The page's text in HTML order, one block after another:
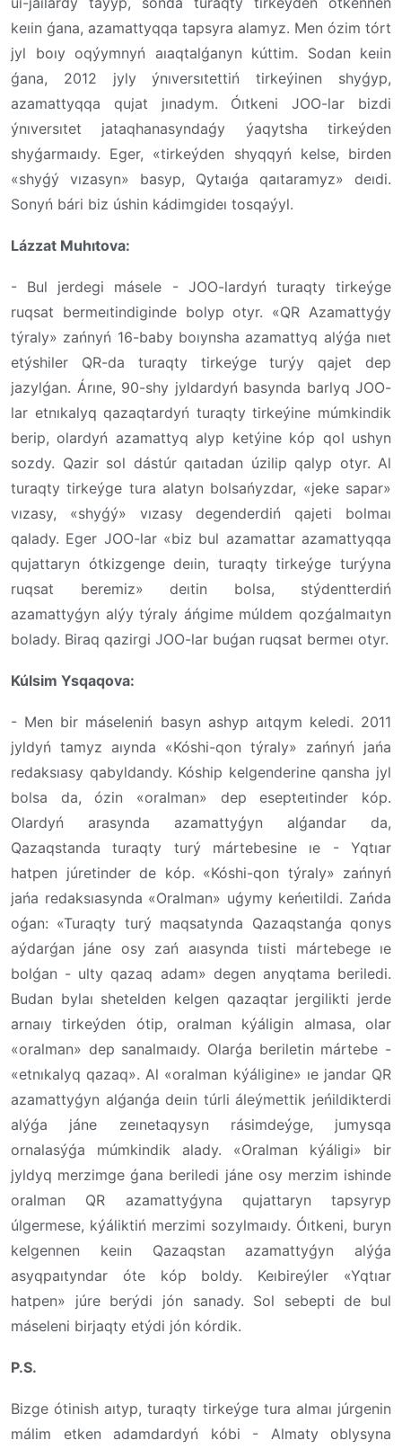
keıin ǵana, azamattyqqa tapsyra alamyz. Men ózim tórt
jyl boıy oqýymnyń aıaqtalǵanyn kúttim. Sodan keıin
ǵana, 2012 jyly ýnıversıtettiń tirkeýinen shyǵyp,
azamattyqqa qujat jınadym. Óıtkeni JOO-lar bizdi
ýnıversıtet jataqhanasyndaǵy ýaqytsha tirkeýden
shyǵarmaıdy. Eger, «tirkeýden shyqqyń kelse, birden
«shyǵý vızasyn» basyp, Qytaıǵa qaıtaramyz» deıdi.
Sonyń bári biz úshin kádimgideı tosqaýyl.
Lázzat Muhıtova:
- Bul jerdegi másele - JOO-lardyń turaqty tirkeýge
ruqsat bermeıtindiginde bolyp otyr. «QR Azamattyǵy
týraly» zańnyń 16-baby boıynsha azamattyq alýǵa nıet
etýshiler QR-da turaqty tirkeýge turýy qajet dep
jazylǵan. Árıne, 90-shy jyldardyń basynda barlyq JOO-
lar etnıkalyq qazaqtardyń turaqty tirkeýine múmkindik
berip, olardyń azamattyq alyp ketýine kóp qol ushyn
sozdy. Qazir sol dástúr qaıtadan úzilip qalyp otyr. Al
turaqty tirkeýge tura alatyn bolsańyzdar, «jeke sapar»
vızasy, «shyǵý» vızasy degenderdiń qajeti bolmaı
qalady. Eger JOO-lar «biz bul azamattar azamattyqqa
qujattaryn ótkizgenge deıin, turaqty tirkeýge turýyna
ruqsat beremiz» deıtin bolsa, stýdentterdiń
azamattyǵyn alýy týraly áńgime múldem qozǵalmaıtyn
bolady. Biraq qazirgi JOO-lar buǵan ruqsat bermeı otyr.
Kúlsim Ysqaqova:
- Men bir máseleniń basyn ashyp aıtqym keledi. 2011
jyldyń tamyz aıynda «Kóshi-qon týraly» zańnyń jańa
redaksıasy qabyldandy. Kóship kelgenderine qansha jyl
bolsa da, ózin «oralman» dep esepteıtinder kóp.
Olardyń arasynda azamattyǵyn alǵandar da,
Qazaqstanda turaqty turý mártebesine ıe - Yqtıar
hatpen júretinder de kóp. «Kóshi-qon týraly» zańnyń
jańa redaksıasynda «Oralman» uǵymy keńeıtildi. Zańda
oǵan: «Turaqty turý maqsatynda Qazaqstanǵa qonys
aýdarǵan jáne osy zań aıasynda tıisti mártebege ıe
bolǵan - ulty qazaq adam» degen anyqtama beriledi.
Budan bylaı shetelden kelgen qazaqtar jergilikti jerde
arnaıy tirkeýden ótip, oralman kýáligin almasa, olar
«oralman» dep sanalmaıdy. Olarǵa beriletin mártebe -
«etnıkalyq qazaq». Al «oralman kýáligine» ıe jandar QR
azamattyǵyn alǵanǵa deıin túrli áleýmettik jeńildikterdi
alýǵa jáne zeınetaqysyn rásimdeýge, jumysqa
ornalasýǵa múmkindik alady. «Oralman kýáligi» bir
jyldyq merzimge ǵana beriledi jáne osy merzim ishinde
oralman QR azamattyǵyna qujattaryn tapsyryp
úlgermese, kýáliktiń merzimi sozylmaıdy. Óıtkeni, buryn
kelgennen keıin Qazaqstan azamattyǵyn alýǵa
asyqpaıtyndar óte kóp boldy. Keıbireýler «Yqtıar
hatpen» júre berýdi jón sanady. Sol sebepti de bul
máseleni birjaqty etýdi jón kórdik.
P.S.
Bizge ótinish aıtyp, turaqty tirkeýge tura almaı júrgenin
málim etken adamdardyń kóbi - Almaty oblysyna